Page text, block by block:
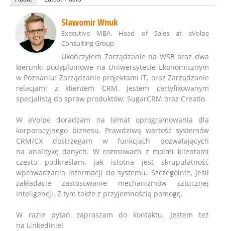
Sławomir Wnuk
Executive MBA, Head of SalesateVolpe
Consulting Group
Ukończyłem Zarządzanie na WSB oraz dwa
kierunki podyplomowe na Uniwersytecie Ekonomicznym
w Poznaniu: Zarządzanie projektami IT, oraz Zarządzanie
relacjami z klientem CRM. Jestem certyfikowanym
specjalistą do spraw produktów: SugarCRM oraz Creatio.
W eVolpe doradzam na temat oprogramowania dla
korporacyjnego biznesu. Prawdziwą wartość systemów
CRM/CX dostrzegam w funkcjach pozwalających
na analitykę danych. W rozmowach z moimi klientami
często podkreślam, jak istotna jest skrupulatność
wprowadzania informacji do systemu. Szczególnie, jeśli
zakładacie zastosowanie mechanizmów sztucznej
inteligencji. Z tym także z przyjemnością pomogę.
W razie pytań zapraszam do kontaktu. Jestem też
na LinkedInie!